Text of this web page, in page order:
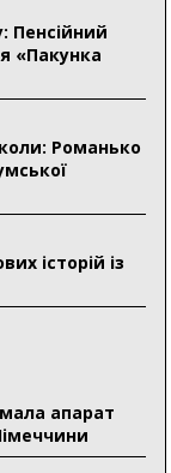
Пенсійний
«Пакунка
Романько
історій із
апарат